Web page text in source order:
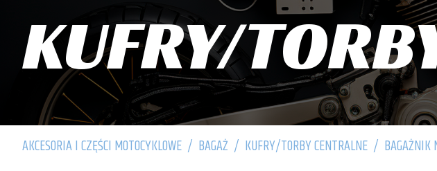
KUFRY/
AKCESORIA I CZĘŚCI MOTOCYKLOWE / BAGAŻ / KUFRY/TORBY CENTRALNE / BAGAŻNIK